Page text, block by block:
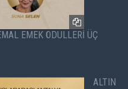
EMEK ÖDÜLLERİ ÜÇ
ALTIN